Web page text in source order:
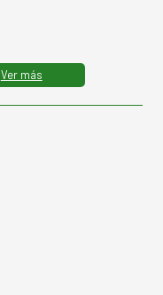
Ver más